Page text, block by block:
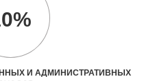
И АДМИНИСТРАТИВНЫХ